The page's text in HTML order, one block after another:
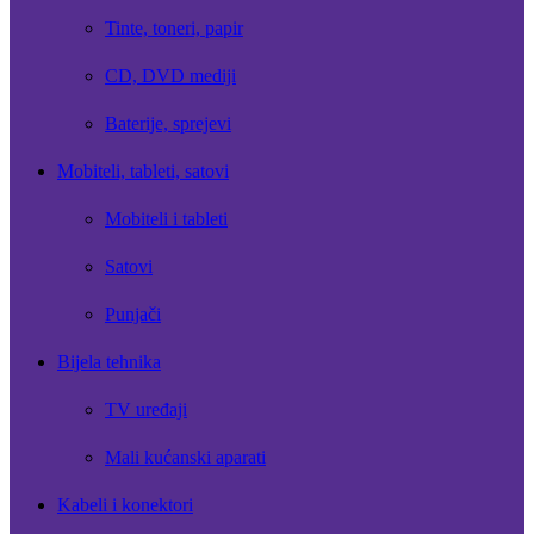
Tinte, toneri, papir
CD, DVD mediji
Baterije, sprejevi
Mobiteli, tableti, satovi
Mobiteli i tableti
Satovi
Punjači
Bijela tehnika
TV uređaji
Mali kućanski aparati
Kabeli i konektori